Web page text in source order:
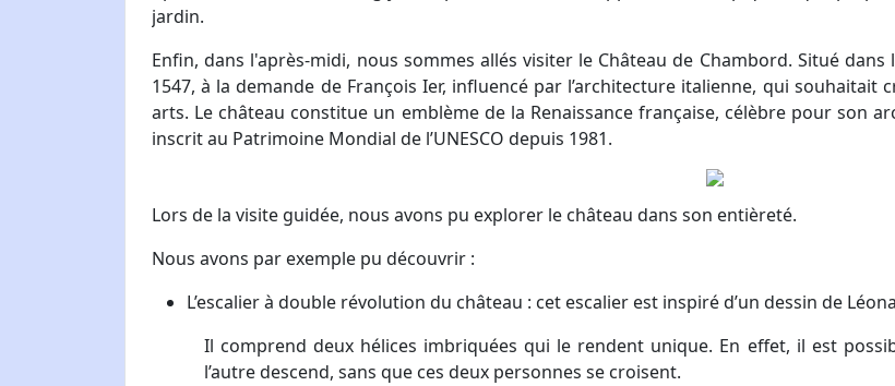
jardin.
Enfin, dans l'après-midi, nous sommes allés visiter le Château de Chambord. Situé
1547, à la demande de François Ier, influencé par l’architecture italienne, qui souhaitait
arts. Le château constitue un emblème de la Renaissance française, célèbre pour son
inscrit au Patrimoine Mondial de l’UNESCO depuis 1981.
Lors de la visite guidée, nous avons pu explorer le château dans son entièreté.
Nous avons par exemple pu découvrir :
L’escalier à double révolution du château : cet escalier est inspiré d’un dessin de
Il comprend deux hélices imbriquées qui le rendent unique. En effet, il est
l’autre descend, sans que ces deux personnes se croisent.